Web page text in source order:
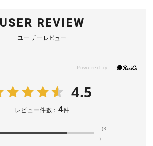
USER REVIEW
ユーザーレビュー
4.5
レビュー件数： 4件
(3
)